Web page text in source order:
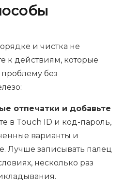
и чистка не
к действиям, которые
без
отпечатки и добавьте
в Touch ID и код-пароль,
варианты и
Лучше записывать палец
несколько раз